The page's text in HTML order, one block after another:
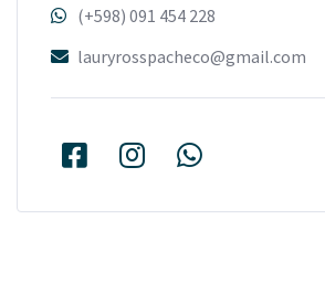
(+598) 091 454 228
lauryrosspacheco@gmail.com